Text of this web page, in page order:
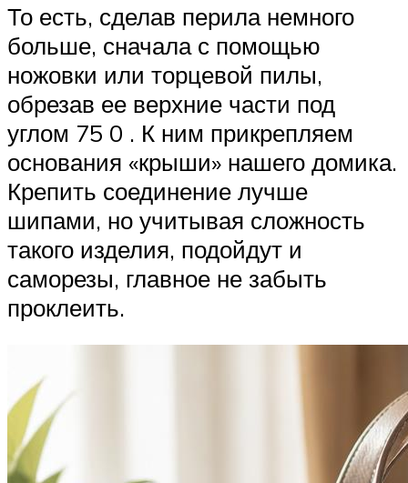
То есть, сделав перила немного
больше, сначала с помощью
ножовки или торцевой пилы,
обрезав ее верхние части под
углом 75 0 . К ним прикрепляем
основания «крыши» нашего домика.
Крепить соединение лучше
шипами, но учитывая сложность
такого изделия, подойдут и
саморезы, главное не забыть
проклеить.